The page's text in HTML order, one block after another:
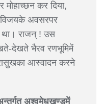
कर दिया,
विजयके अवसरपर
था। राजन् ! उस
देखते भैरव रणभूमिमें
आस्वादन करने
अश्वमेधखण्डमें